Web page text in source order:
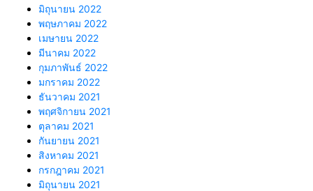
มิถุนายน 2022
พฤษภาคม 2022
เมษายน 2022
มีนาคม 2022
กุมภาพันธ์ 2022
มกราคม 2022
ธันวาคม 2021
พฤศจิกายน 2021
ตุลาคม 2021
กันยายน 2021
สิงหาคม 2021
กรกฎาคม 2021
มิถุนายน 2021